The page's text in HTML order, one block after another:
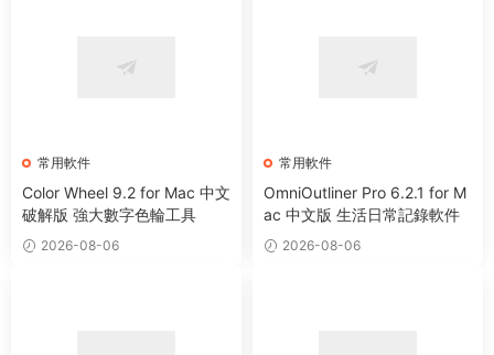
常用軟件
Color Wheel 9.2 for Mac 中文
破解版 強大數字色輪工具
2026-08-06
常用軟件
OmniOutliner Pro 6.2.1 for M
ac 中文版 生活日常記錄軟件
2026-08-06